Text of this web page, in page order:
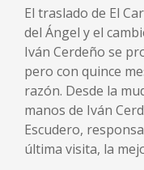
El traslado de El
del Ángel y el
Iván Cerdeño se
pero con quince
razón. Desde la
manos de Iván
Escudero,
última visita, la